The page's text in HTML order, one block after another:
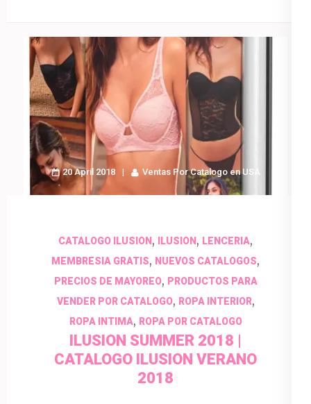
20 April 2018 Ventas Por Catalogo en USA
CATALOGO ILUSION, ILUSION, LENCERIA,
MEMBRESIA GRATIS, NUEVOS CATALOGOS,
PRECIOS DE MAYOREO, PRODUCTOS PARA
VENDER POR CATALOGO, ROPA INTERIOR,
ROPA INTIMA, ROPA POR CATALOGO
ILUSION SUMMER 2018 |
CATALOGO ILUSION VERANO
2018